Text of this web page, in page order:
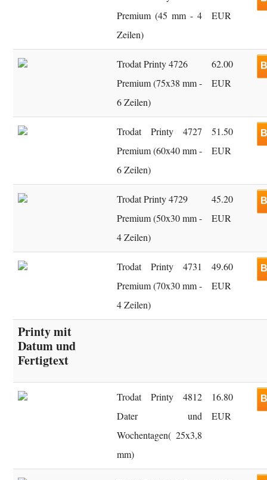
Premium (45 mm - 4
Zeilen)
EUR
Trodat Printy 4726
Premium (75x38 mm -
6 Zeilen)
62.00
EUR
Trodat Printy 4727
Premium (60x40 mm -
6 Zeilen)
51.50
EUR
Trodat Printy 4729
Premium (50x30 mm -
4 Zeilen)
45.20
EUR
Trodat Printy 4731
Premium (70x30 mm -
4 Zeilen)
49.60
EUR
Printy mit
Datum und
Fertigtext
Trodat Printy 4812
Dater und
Wochentagen( 25x3,8
mm)
16.80
EUR